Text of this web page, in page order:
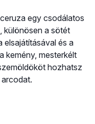
egy csodálatos
különösen a sötét
elsajátításával és a
kemény, mesterkélt
hozhatsz